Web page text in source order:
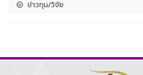
ข่าวทุน/วิจัย